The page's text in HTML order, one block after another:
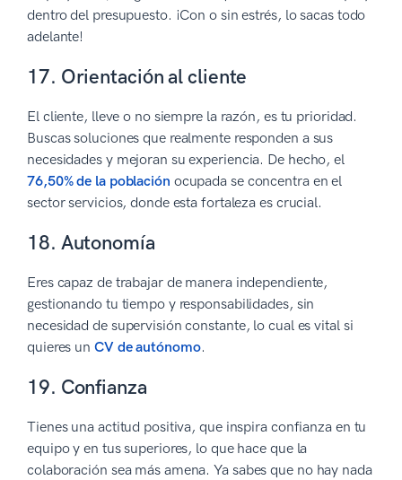
dentro del presupuesto. ¡Con o sin estrés, lo sacas todo
adelante!
17. Orientación al cliente
El cliente, lleve o no siempre la razón, es tu prioridad.
Buscas soluciones que realmente responden a sus
necesidades y mejoran su experiencia. De hecho, el
76,50% de la población ocupada se concentra en el
sector servicios, donde esta fortaleza es crucial.
18. Autonomía
Eres capaz de trabajar de manera independiente,
gestionando tu tiempo y responsabilidades, sin
necesidad de supervisión constante, lo cual es vital si
quieres un CV de autónomo.
19. Confianza
Tienes una actitud positiva, que inspira confianza en tu
equipo y en tus superiores, lo que hace que la
colaboración sea más amena. Ya sabes que no hay nada